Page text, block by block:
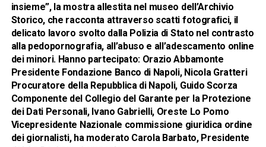
insieme”, la mostra allestita nel museo dell’Archivio
Storico, che racconta attraverso scatti fotografici, il
delicato lavoro svolto dalla Polizia di Stato nel contrasto
alla pedopornografia, all’abuso e all’adescamento online
dei minori. Hanno partecipato: Orazio Abbamonte
Presidente Fondazione Banco di Napoli, Nicola Gratteri
Procuratore della Repubblica di Napoli, Guido Scorza
Componente del Collegio del Garante per la Protezione
dei Dati Personali, Ivano Gabrielli, Oreste Lo Pomo
Vicepresidente Nazionale commissione giuridica ordine
dei giornalisti, ha moderato Carola Barbato, Presidente